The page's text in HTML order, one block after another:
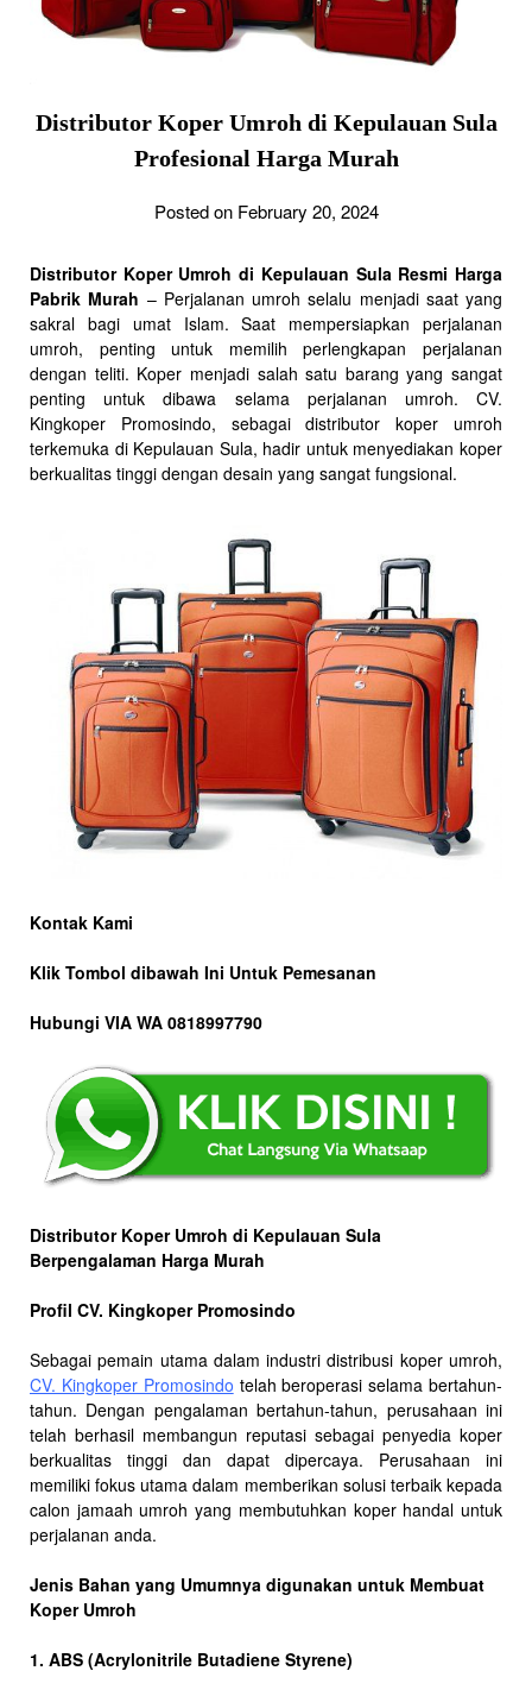
Distributor Koper Umroh di Kepulauan Sula
Profesional Harga Murah
Posted on February 20, 2024
Distributor Koper Umroh di Kepulauan Sula Resmi Harga
Pabrik Murah – Perjalanan umroh selalu menjadi saat yang
sakral bagi umat Islam. Saat mempersiapkan perjalanan
umroh, penting untuk memilih perlengkapan perjalanan
dengan teliti. Koper menjadi salah satu barang yang sangat
penting untuk dibawa selama perjalanan umroh. CV.
Kingkoper Promosindo, sebagai distributor koper umroh
terkemuka di Kepulauan Sula, hadir untuk menyediakan koper
berkualitas tinggi dengan desain yang sangat fungsional.
Kontak Kami
Klik Tombol dibawah Ini Untuk Pemesanan
Hubungi VIA WA 0818997790
Distributor Koper Umroh di Kepulauan Sula
Berpengalaman Harga Murah
Profil CV. Kingkoper Promosindo
Sebagai pemain utama dalam industri distribusi koper umroh,
CV. Kingkoper Promosindo telah beroperasi selama bertahun-
tahun. Dengan pengalaman bertahun-tahun, perusahaan ini
telah berhasil membangun reputasi sebagai penyedia koper
berkualitas tinggi dan dapat dipercaya. Perusahaan ini
memiliki fokus utama dalam memberikan solusi terbaik kepada
calon jamaah umroh yang membutuhkan koper handal untuk
perjalanan anda.
Jenis Bahan yang Umumnya digunakan untuk Membuat
Koper Umroh
1. ABS (Acrylonitrile Butadiene Styrene)